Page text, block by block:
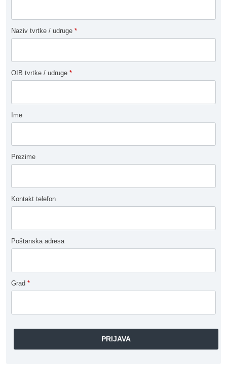
Naziv tvrtke / udruge *
OIB tvrtke / udruge *
Ime
Prezime
Kontakt telefon
Poštanska adresa
Grad *